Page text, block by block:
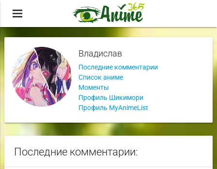
menu
Владислав
Последние комментарии
Список аниме
Моменты
Профиль Шикимори
Профиль MyAnimeList
Последние комментарии: